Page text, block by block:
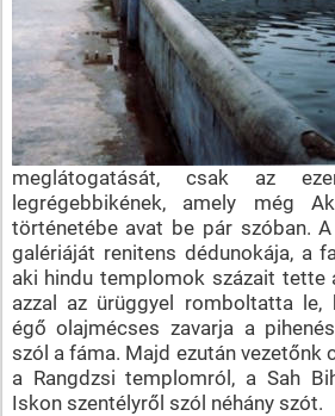
meglátogatását, csak az
legrégebbikének, amely még
történetébe avat be pár szóban.
galériáját renitens dédunokája, a
aki hindu templomok százait tette
azzal az ürüggyel romboltatta le,
égő olajmécses zavarja a
szól a fáma. Majd ezután vezetőnk
a Rangdzsi templomról, a Sah
Iskon szentélyről szól néhány szót.